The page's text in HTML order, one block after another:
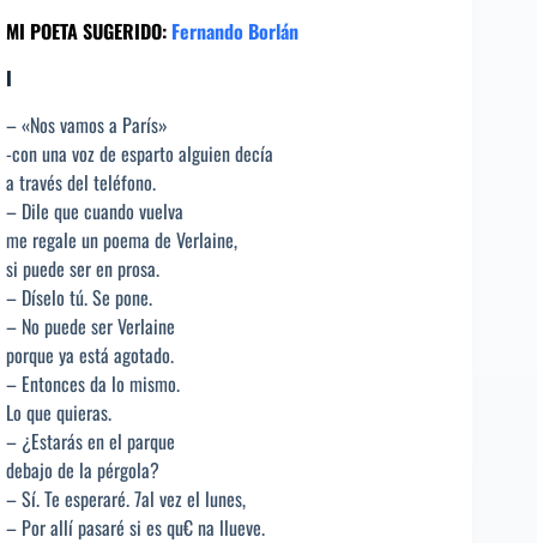
MI POETA SUGERIDO: Fernando Borlán
I
– «Nos vamos a París»
-con una voz de esparto alguien decía
a través del teléfono.
– Dile que cuando vuelva
me regale un poema de Verlaine,
si puede ser en prosa.
– Díselo tú. Se pone.
– No puede ser Verlaine
porque ya está agotado.
– Entonces da lo mismo.
Lo que quieras.
– ¿Estarás en el parque
debajo de la pérgola?
– Sí. Te esperaré. 7al vez el lunes,
– Por allí pasaré si es qu€ na llueve.